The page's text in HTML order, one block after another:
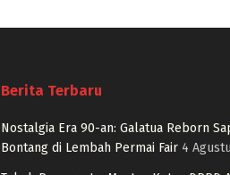
Berita Terbaru
Nostalgia Era 90-an: Galatua Reborn
Bontang di Lembah Permai Fair 4